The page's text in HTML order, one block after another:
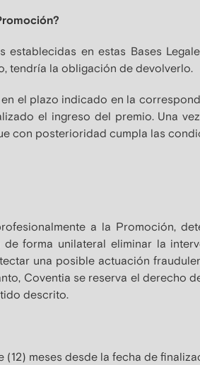
en estas Bases
tendría la obligación de devolverlo.
el plazo indicado en la
el ingreso del premio. Una
con posterioridad cumpla las
a la Promoción,
forma unilateral eliminar la
una posible actuación
Coventia se reserva el derecho
descrito.
meses desde la fecha de